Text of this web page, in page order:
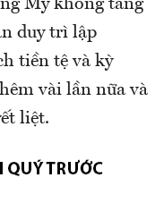
Mỹ không tăng
duy trì lập
tiền tệ và kỳ
vài lần nữa và
liệt.